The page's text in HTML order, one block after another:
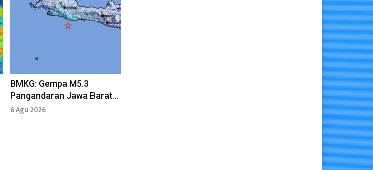
BMKG: Gempa M5.3
Pangandaran Jawa Barat
Tidak Berpotensi Tsunami
6 Agu 2026